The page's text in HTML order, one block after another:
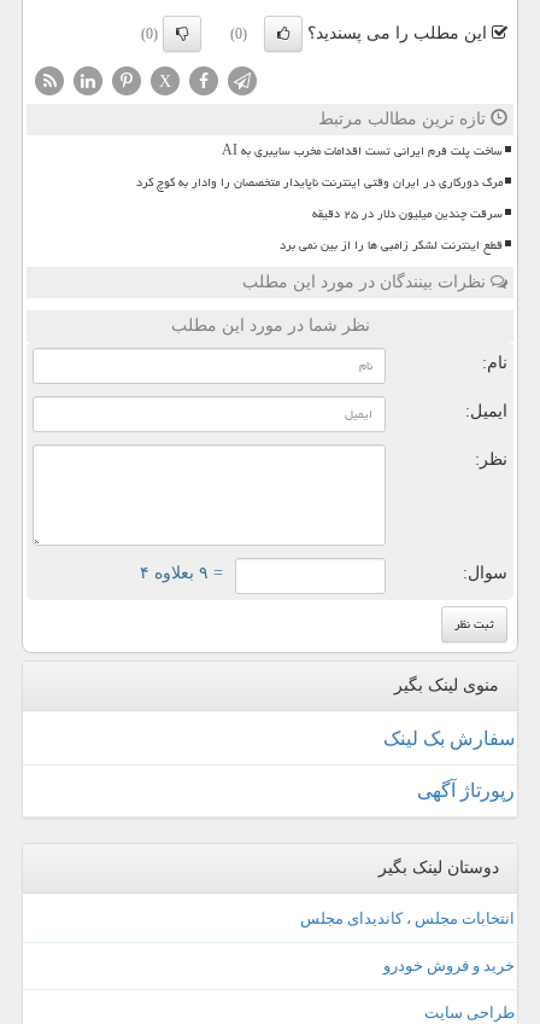
این مطلب را می پسندید؟ (0)
(0)
X
تازه ترین مطالب مرتبط
ساخت پلت فرم ایرانی تست اقدامات مخرب سایبری به AI
مرگ دورکاری در ایران وقتی اینترنت ناپایدار متخصصان را وادار به کوچ کرد
سرقت چندین میلیون دلار در ۲۵ دقیقه
قطع اینترنت لشکر زامبی ها را از بین نمی برد
نظرات بینندگان در مورد این مطلب
نظر شما در مورد این مطلب
نام:
ایمیل:
نظر:
سوال: = ۹ بعلاوه ۴
منوی لینک بگیر
سفارش بک لینک
رپورتاژ آگهی
دوستان لینک بگیر
انتخابات مجلس ، کاندیدای مجلس
خرید و فروش خودرو
طراحی سایت